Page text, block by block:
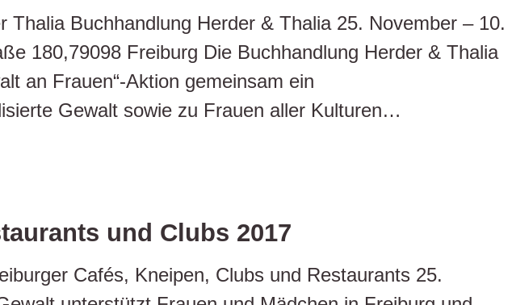
Buchhandlung Herder & Thalia 25. November – 10.
180,79098 Freiburg Die Buchhandlung Herder & Thalia
an Frauen“-Aktion gemeinsam ein
Gewalt sowie zu Frauen aller Kulturen…
und Clubs 2017
Cafés, Kneipen, Clubs und Restaurants 25.